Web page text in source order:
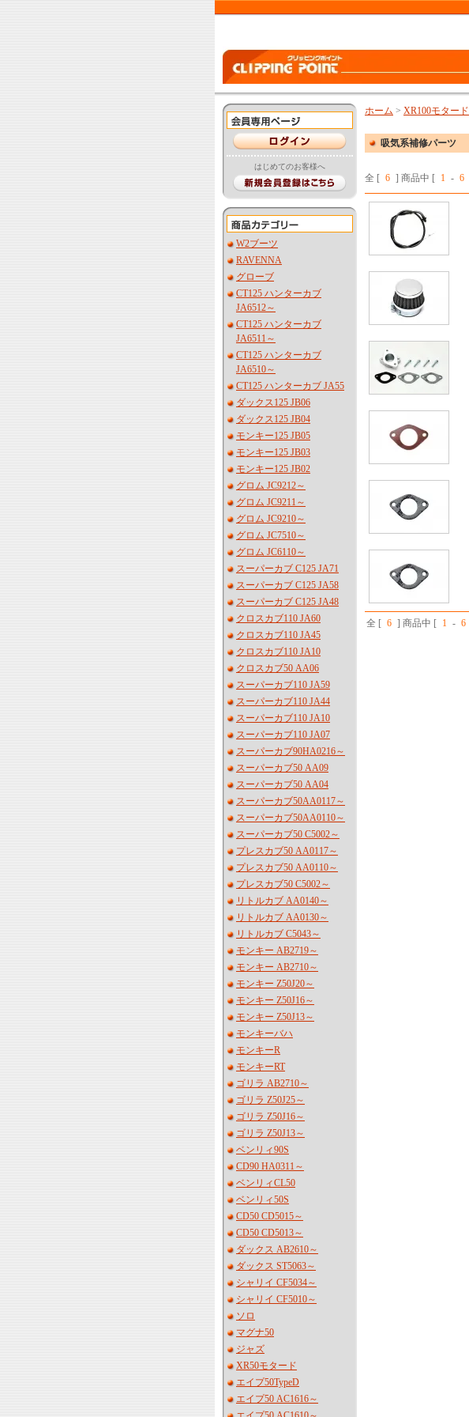
はじめてのお客様へ
W2ブーツ
RAVENNA
グローブ
CT125 ハンターカブ
JA6512～
CT125 ハンターカブ
JA6511～
CT125 ハンターカブ
JA6510～
CT125 ハンターカブ JA55
ダックス125 JB06
ダックス125 JB04
モンキー125 JB05
モンキー125 JB03
モンキー125 JB02
グロム JC9212～
グロム JC9211～
グロム JC9210～
グロム JC7510～
グロム JC6110～
スーパーカブ C125 JA71
スーパーカブ C125 JA58
スーパーカブ C125 JA48
クロスカブ110 JA60
クロスカブ110 JA45
クロスカブ110 JA10
クロスカブ50 AA06
スーパーカブ110 JA59
スーパーカブ110 JA44
スーパーカブ110 JA10
スーパーカブ110 JA07
スーパーカブ90HA0216～
スーパーカブ50 AA09
スーパーカブ50 AA04
スーパーカブ50AA0117～
スーパーカブ50AA0110～
スーパーカブ50 C5002～
プレスカブ50 AA0117～
プレスカブ50 AA0110～
プレスカブ50 C5002～
リトルカブ AA0140～
リトルカブ AA0130～
リトルカブ C5043～
モンキー AB2719～
モンキー AB2710～
モンキー Z50J20～
モンキー Z50J16～
モンキー Z50J13～
モンキーバハ
モンキーR
モンキーRT
ゴリラ AB2710～
ゴリラ Z50J25～
ゴリラ Z50J16～
ゴリラ Z50J13～
ベンリィ90S
CD90 HA0311～
ベンリィCL50
ベンリィ50S
CD50 CD5015～
CD50 CD5013～
ダックス AB2610～
ダックス ST5063～
シャリイ CF5034～
シャリイ CF5010～
ソロ
マグナ50
ジャズ
XR50モタード
エイプ50TypeD
エイプ50 AC1616～
ホーム > XR100モタード
吸気系補修パーツ
全 [ 6 ] 商品中 [ 1 - 6
全 [ 6 ] 商品中 [ 1 - 6